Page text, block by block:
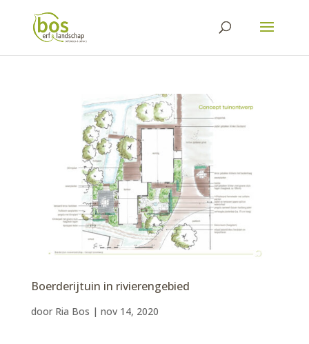
Boerderijtuin in rivierengebied
door Ria Bos | nov 14, 2020